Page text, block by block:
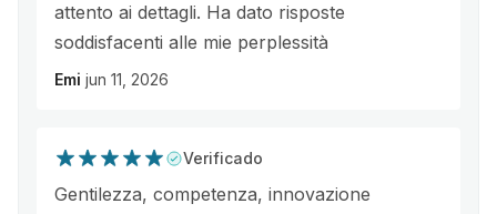
attento ai dettagli. Ha dato risposte
soddisfacenti alle mie perplessità
Emi jun 11, 2026
Verificado
Gentilezza, competenza, innovazione